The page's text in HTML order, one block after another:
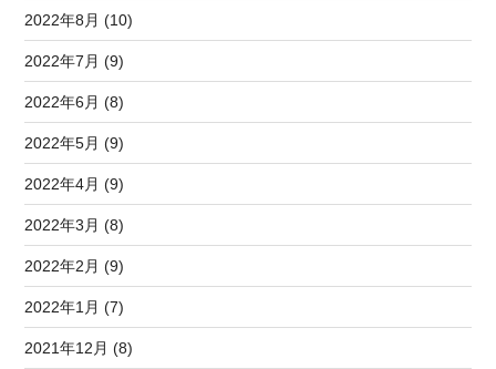
2022年8月 (10)
2022年7月 (9)
2022年6月 (8)
2022年5月 (9)
2022年4月 (9)
2022年3月 (8)
2022年2月 (9)
2022年1月 (7)
2021年12月 (8)